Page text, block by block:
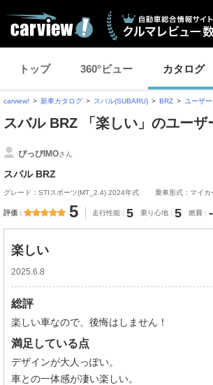
トップ 360°ビュー カタログ
carview! 新車カタログ スバル(SUBARU) BRZ ユーザ
スバル BRZ 「楽しい」のユーザ
ぴっぴIMOさん
スバル BRZ
グレード：STIスポーツ(MT_2.4) 2024年式 乗車形式：マイカ
評価 5 走行性能 5 乗り心地 5 燃費 -
楽しい
2025.6.8
総評
楽しい車なので、後悔はしません！
満足している点
デザインが大人っぽい。
車との一体感が凄い楽しい。